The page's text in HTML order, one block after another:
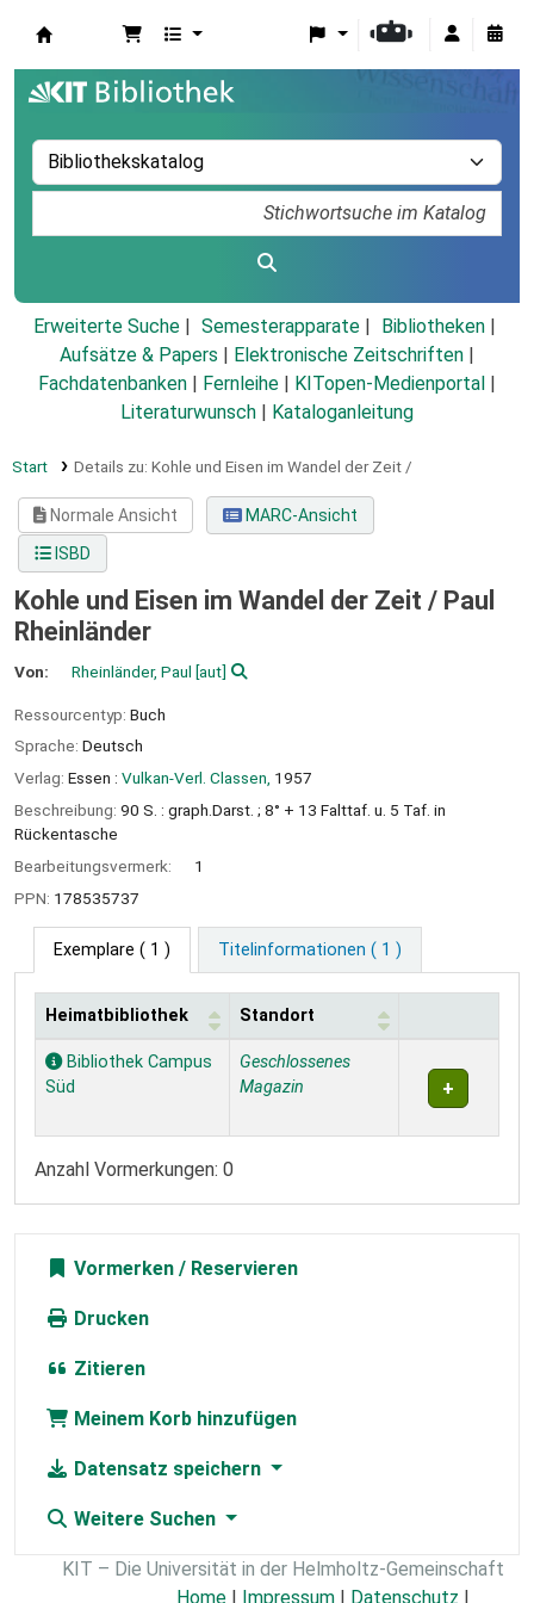
Erweiterte Suche Semesterapparate
Bibliotheken
Aufsätze & Papers
Elektronische Zeitschriften
Fachdatenbanken
Fernleihe KITopen-Medienportal
Literaturwunsch
Kataloganleitung
Start Details zu: Kohle und Eisen im Wandel der Zeit /
Normale Ansicht
MARC-Ansicht
ISBD
Kohle und Eisen im Wandel der Zeit / Paul
Rheinländer
Von: Rheinländer, Paul [aut]
Ressourcentyp: Buch
Sprache: Deutsch
Verlag: Essen : Vulkan-Verl. Classen, 1957
Beschreibung: 90 S. : graph.Darst. ; 8° + 13 Falttaf. u. 5 Taf. in
Rückentasche
Bearbeitungsvermerk:
1
PPN: 178535737
Exemplare ( 1 ) Titelinformationen ( 1 )
Exemplare
Heimatbibliothek Standort
Bibliothek Campus
Süd
Geschlossenes
Magazin
Anzahl Vormerkungen: 0
Vormerken
Drucken
Zitieren
Meinem Korb hinzufügen
Datensatz speichern
Weitere Suchen
KIT – Die Universität in der Helmholtz-Gemeinschaft
Home
Impressum Datenschutz